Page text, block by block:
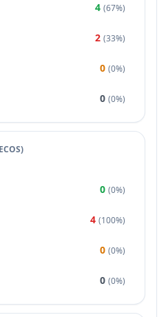
4 (67%)
2 (33%)
0 (0%)
0 (0%)
ECOS)
0 (0%)
4 (100%)
0 (0%)
0 (0%)